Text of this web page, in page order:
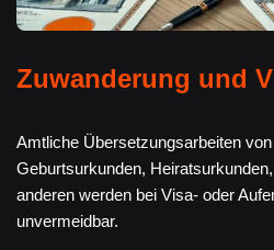
Zuwanderung und
Amtliche Übersetzungsarbeiten
Geburtsurkunden,
anderen werden bei Visa- oder
unvermeidbar.